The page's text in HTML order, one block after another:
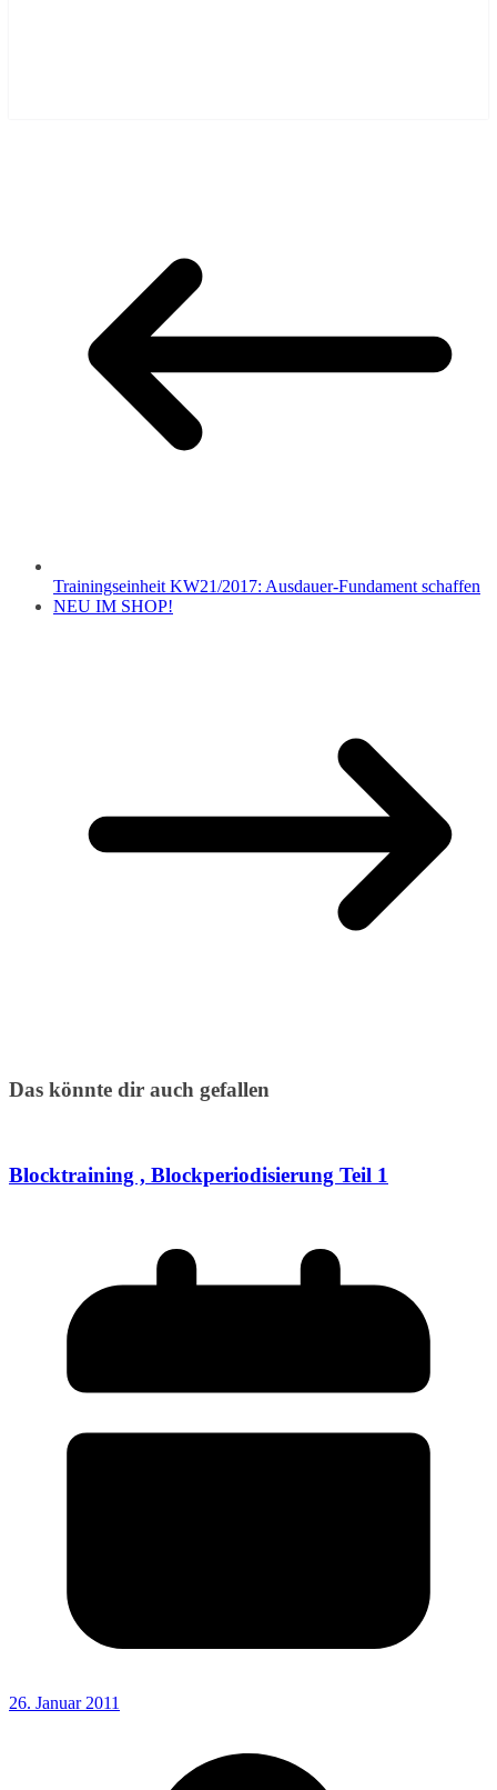
Trainingseinheit KW21/2017: Ausdauer-Fundament schaffen
NEU IM SHOP!
Das könnte dir auch gefallen
Blocktraining , Blockperiodisierung Teil 1
26. Januar 2011